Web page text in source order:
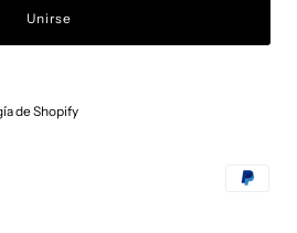
de Shopify